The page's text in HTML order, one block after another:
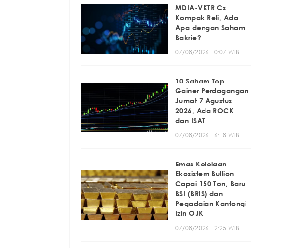
MDIA-VKTR Cs
Kompak Reli, Ada
Apa dengan Saham
Bakrie?
07/08/2026 10:07 WIB
10 Saham Top
Gainer Perdagangan
Jumat 7 Agustus
2026, Ada ROCK
dan ISAT
07/08/2026 16:18 WIB
Emas Kelolaan
Ekosistem Bullion
Capai 150 Ton, Baru
BSI (BRIS) dan
Pegadaian Kantongi
Izin OJK
07/08/2026 12:25 WIB